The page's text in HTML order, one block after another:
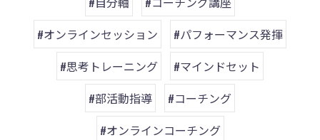
#オンラインセッション
#パフォーマンス発揮
#思考トレーニング
#マインドセット
#部活動指導
#コーチング
#オンラインコーチング